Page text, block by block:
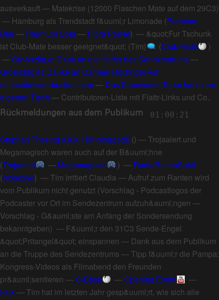
ausverkauft— Matekrise (12000 Flaschen Mate auf dem 29C3)
— Hamburg als Trendstadt f&uuml;r Limonade (Premium
Bier— Premium Cola— Flora Power) — &quot;Fur Tschunk
ist Club-Mate besser geeignet&quot; (Tim)
(Club-Mate
)
—Gro&szlig;er Dank an die Helfer des Sendzentrums—
Gro&szlig;es Danke an Carmen Holzinger von
einfachbesserdrucken.com— Das Shownotes-Team hat einen
eigenen Tisch — Contributoren-Liste mit Flattr-Links und Co..
Rückmeldungen aus dem Publikum 01:00:21
Stephan Thesing a.k.a. Hirnbloggade () —Trojaalert und
Megamagisch waren auch auf der B&uuml;hne
(Trojaalert — Megamagisch ) — RadioRollenSpiel
(Monoxyd) —Tim irritiert Claudia —Aufruf zum Ranten wird
vom Publikum nicht genutzt (Vorschlag - Podcastlogos der
Podcaster vor Ort im Sendezentrum aufzuh&auml;ngen —
Vorschlag - G&auml;ste am Anfang der Sondersendung
bekanntgeben) — F&uuml;r den 31C3 Sende-Engel
&quot;Pritangel&quot; einspannen — Dank aus dem Publikum
an die Truppe des Sendezentrums —Tipp f&uuml;r die Pampa:
Kongress-Videos als Filmabend den Freunden
pr&auml;sentieren —C-Base —Opening Event
—
Falk—Tim hat im letzten Jahr gesp&uuml;rt, wie sich alle